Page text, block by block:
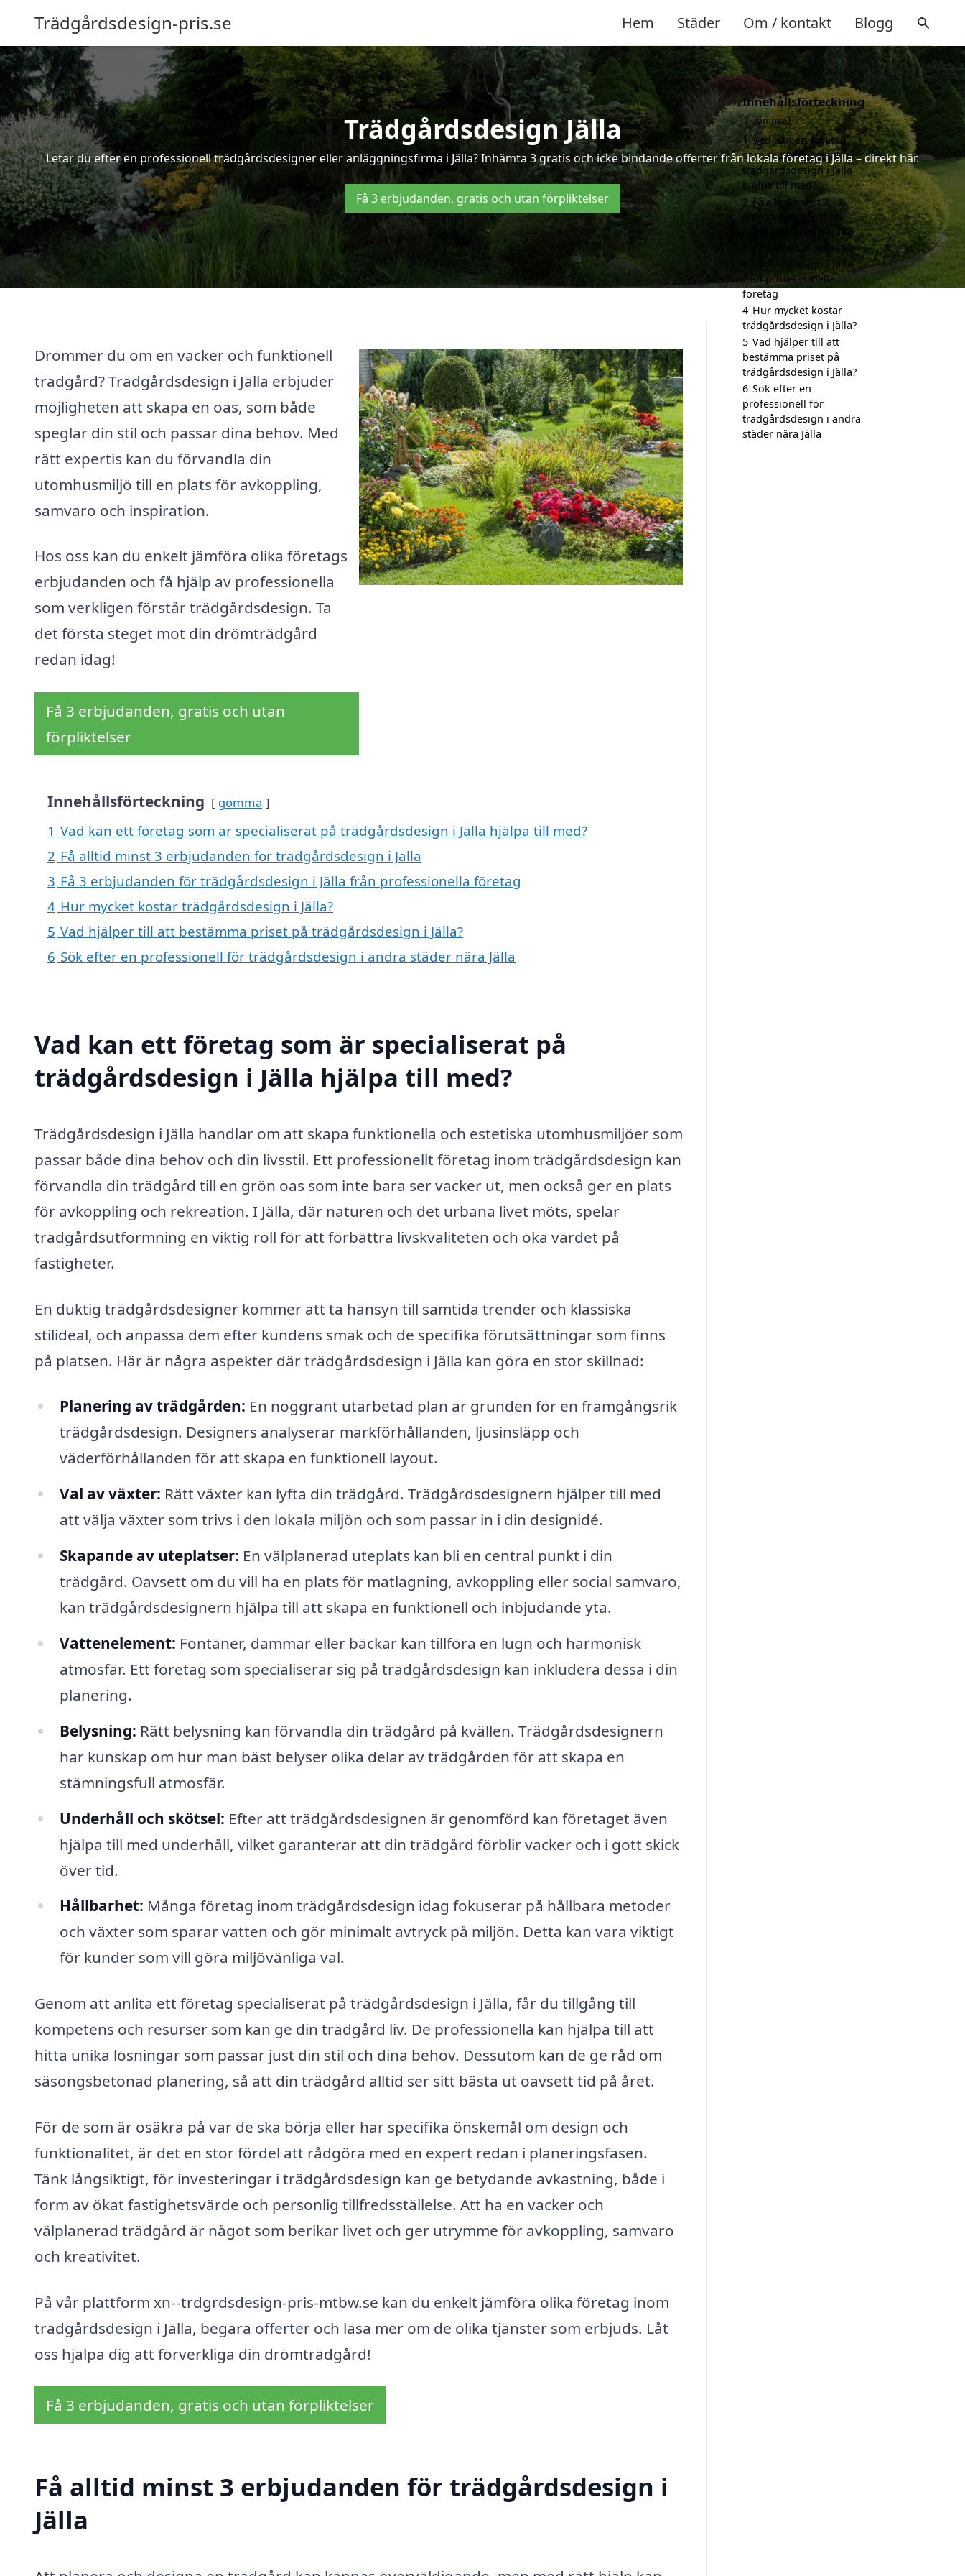
Trädgårdsdesign-pris.se Hem Städer Om / kontakt Blogg
Trädgårdsdesign Jälla
Letar du efter en professionell trädgårdsdesigner eller anläggningsfirma i Jälla? Inhämta 3 gratis och icke bindande offerter från lokala företag i Jälla – direkt här.
Få 3 erbjudanden, gratis och utan förpliktelser
Drömmer du om en vacker och funktionell
trädgård? Trädgårdsdesign i Jälla erbjuder
möjligheten att skapa en oas, som både
speglar din stil och passar dina behov. Med
rätt expertis kan du förvandla din
utomhusmiljö till en plats för avkoppling,
samvaro och inspiration.
Hos oss kan du enkelt jämföra olika företags
erbjudanden och få hjälp av professionella
som verkligen förstår trädgårdsdesign. Ta
det första steget mot din drömträdgård
redan idag!
Få 3 erbjudanden, gratis och utan
förpliktelser
Innehållsförteckning gömma
1 Vad kan ett företag som är specialiserat på trädgårdsdesign i Jälla hjälpa till med?
2 Få alltid minst 3 erbjudanden för trädgårdsdesign i Jälla
3 Få 3 erbjudanden för trädgårdsdesign i Jälla från professionella företag
4 Hur mycket kostar trädgårdsdesign i Jälla?
5 Vad hjälper till att bestämma priset på trädgårdsdesign i Jälla?
6 Sök efter en professionell för trädgårdsdesign i andra städer nära Jälla
Vad kan ett företag som är specialiserat på
trädgårdsdesign i Jälla hjälpa till med?
Trädgårdsdesign i Jälla handlar om att skapa funktionella och estetiska utomhusmiljöer som
passar både dina behov och din livsstil. Ett professionellt företag inom trädgårdsdesign kan
förvandla din trädgård till en grön oas som inte bara ser vacker ut, men också ger en plats
för avkoppling och rekreation. I Jälla, där naturen och det urbana livet möts, spelar
trädgårdsutformning en viktig roll för att förbättra livskvaliteten och öka värdet på
fastigheter.
En duktig trädgårdsdesigner kommer att ta hänsyn till samtida trender och klassiska
stilideal, och anpassa dem efter kundens smak och de specifika förutsättningar som finns
på platsen. Här är några aspekter där trädgårdsdesign i Jälla kan göra en stor skillnad:
Planering av trädgården: En noggrant utarbetad plan är grunden för en framgångsrik
trädgårdsdesign. Designers analyserar markförhållanden, ljusinsläpp och
väderförhållanden för att skapa en funktionell layout.
Val av växter: Rätt växter kan lyfta din trädgård. Trädgårdsdesignern hjälper till med
att välja växter som trivs i den lokala miljön och som passar in i din designidé.
Skapande av uteplatser: En välplanerad uteplats kan bli en central punkt i din
trädgård. Oavsett om du vill ha en plats för matlagning, avkoppling eller social samvaro,
kan trädgårdsdesignern hjälpa till att skapa en funktionell och inbjudande yta.
Vattenelement: Fontäner, dammar eller bäckar kan tillföra en lugn och harmonisk
atmosfär. Ett företag som specialiserar sig på trädgårdsdesign kan inkludera dessa i din
planering.
Belysning: Rätt belysning kan förvandla din trädgård på kvällen. Trädgårdsdesignern
har kunskap om hur man bäst belyser olika delar av trädgården för att skapa en
stämningsfull atmosfär.
Underhåll och skötsel: Efter att trädgårdsdesignen är genomförd kan företaget även
hjälpa till med underhåll, vilket garanterar att din trädgård förblir vacker och i gott skick
över tid.
Hållbarhet: Många företag inom trädgårdsdesign idag fokuserar på hållbara metoder
och växter som sparar vatten och gör minimalt avtryck på miljön. Detta kan vara viktigt
för kunder som vill göra miljövänliga val.
Genom att anlita ett företag specialiserat på trädgårdsdesign i Jälla, får du tillgång till
kompetens och resurser som kan ge din trädgård liv. De professionella kan hjälpa till att
hitta unika lösningar som passar just din stil och dina behov. Dessutom kan de ge råd om
säsongsbetonad planering, så att din trädgård alltid ser sitt bästa ut oavsett tid på året.
För de som är osäkra på var de ska börja eller har specifika önskemål om design och
funktionalitet, är det en stor fördel att rådgöra med en expert redan i planeringsfasen.
Tänk långsiktigt, för investeringar i trädgårdsdesign kan ge betydande avkastning, både i
form av ökat fastighetsvärde och personlig tillfredsställelse. Att ha en vacker och
välplanerad trädgård är något som berikar livet och ger utrymme för avkoppling, samvaro
och kreativitet.
På vår plattform xn--trdgrdsdesign-pris-mtbw.se kan du enkelt jämföra olika företag inom
trädgårdsdesign i Jälla, begära offerter och läsa mer om de olika tjänster som erbjuds. Låt
oss hjälpa dig att förverkliga din drömträdgård!
Få 3 erbjudanden, gratis och utan förpliktelser
Få alltid minst 3 erbjudanden för trädgårdsdesign i
Jälla
Innehållsförteckning
gömma
1 Vad kan ett företag
som är specialiserat på
trädgårdsdesign i Jälla
hjälpa till med?
2 Få alltid minst 3
erbjudanden för
trädgårdsdesign i Jälla
Få 3 erbjudanden för
trädgårdsdesign i Jälla
från professionella
företag
4 Hur mycket kostar
trädgårdsdesign i Jälla?
5 Vad hjälper till att
bestämma priset på
trädgårdsdesign i Jälla?
6 Sök efter en
professionell för
trädgårdsdesign i andra
städer nära Jälla